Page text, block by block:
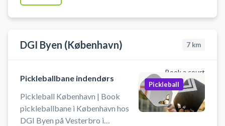
sætter mærker. Der er mulighed
for bad og omklædning.
DGI Byen (København) 7 km
Book a court
Pickleballbane indendørs
Pickleball København | Book
pickleballbane i København hos
DGI Byen på Vesterbro i
Pickleball